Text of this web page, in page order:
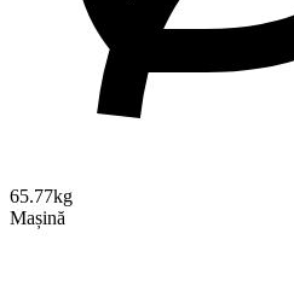
65.77kg
Mașină